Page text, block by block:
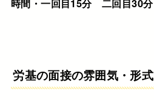
労基の面接の雰囲気・形式